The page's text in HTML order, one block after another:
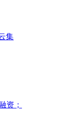
集
资；